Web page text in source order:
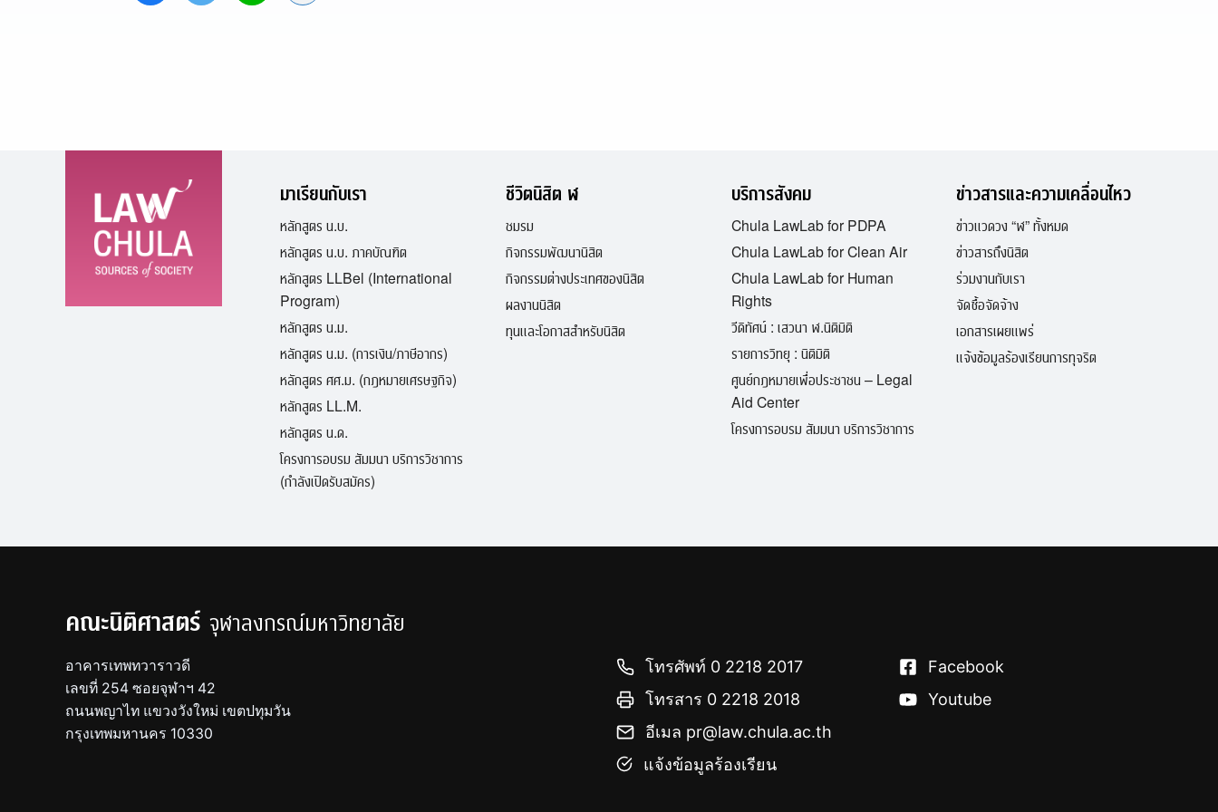
มาเรียนกับเรา
หลักสูตร น.บ.
หลักสูตร น.บ. ภาคบัณฑิต
หลักสูตร LLBel (International
Program)
หลักสูตร น.ม.
หลักสูตร น.ม. (การเงิน/ภาษีอากร)
หลักสูตร ศศ.ม. (กฎหมายเศรษฐกิจ)
หลักสูตร LL.M.
หลักสูตร น.ด.
โครงการอบรม สัมมนา บริการวิชาการ
(กำลังเปิดรับสมัคร)
ชีวิตนิสิต ฬ
ชมรม
กิจกรรมพัฒนานิสิต
กิจกรรมต่างประเทศของนิสิต
ผลงานนิสิต
ทุนและโอกาสสำหรับนิสิต
บริการสังคม
Chula LawLab for PDPA
Chula LawLab for Clean Air
Chula LawLab for Human
Rights
วีดิทัศน์ : เสวนา ฬ.นิติมิติ
รายการวิทยุ : นิติมิติ
ศูนย์กฎหมายเพื่อประชาชน – Legal
Aid Center
โครงการอบรม สัมมนา บริการวิชาการ
ข่าวสารและความเคลื่อนไหว
ข่าวแวดวง “ฬ” ทั้งหมด
ข่าวสารถึงนิสิต
ร่วมงานกับเรา
จัดซื้อจัดจ้าง
เอกสารเผยแพร่
แจ้งข้อมูลร้องเรียนการทุจริต
คณะนิติศาสตร์ จุฬาลงกรณ์มหาวิทยาลัย
อาคารเทพทวาราวดี
เลขที่ 254 ซอยจุฬาฯ 42
ถนนพญาไท แขวงวังใหม่ เขตปทุมวัน
กรุงเทพมหานคร 10330
โทรศัพท์ 0 2218 2017
โทรสาร 0 2218 2018
อีเมล pr@law.chula.ac.th
แจ้งข้อมูลร้องเรียน
Facebook
Youtube